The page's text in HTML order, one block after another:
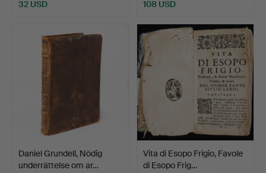
32 USD 108 USD
Daniel Grundell, Nödig
underrättelse om ar…
Vita di Esopo Frigio, Favole
di Esopo Frig…